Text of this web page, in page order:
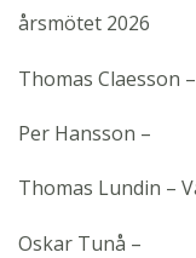
OM SBSK
årsmötet 2026
Thomas Claesson
Per Hansson –
Thomas Lundin –
Oskar Tunå –